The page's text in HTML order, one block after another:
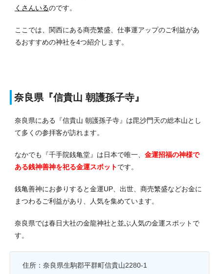
くさんいるのです。
ここでは、関西にある商売繁盛、仕事運アップのご利益があ
るおすすめの神社を4つ紹介します。
奈良県『信貴山 朝護孫子寺』
奈良県にある『信貴山 朝護孫子寺』は毘沙門天の総本山とし
て多くの参拝客が訪れます。
なかでも『千手院銭亀堂』は日本で唯一、 金運招福の神様で
ある銭神善神を祀る金運スポットです。
銭亀善神にお参りすると金運UP、出世、商売繁盛などお金に
まつわるご利益があり、人気を集めています。
奈良県では春日大社の金龍神社と並ぶ人気の金運スポットで
す。
住所：奈良県生駒郡平群町信貴山2280-1